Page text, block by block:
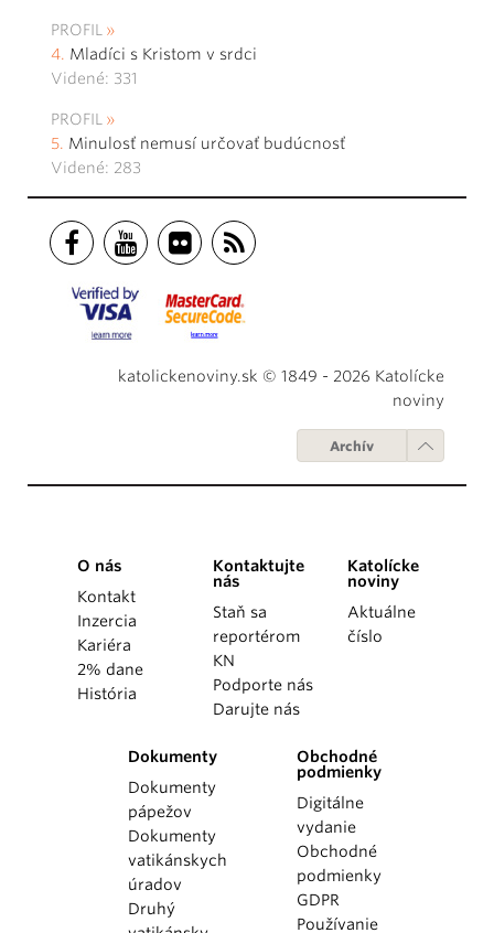
PROFIL
Mladíci s Kristom v srdci
Videné: 331
PROFIL
Minulosť nemusí určovať budúcnosť
Videné: 283
katolickenoviny.sk © 1849 - 2026 Katolícke
noviny
Archív
O nás
Kontakt
Inzercia
Kariéra
2% dane
História
Kontaktujte
nás
Staň sa
reportérom
KN
Podporte nás
Darujte nás
Katolícke
noviny
Aktuálne
číslo
Dokumenty
Dokumenty
pápežov
Dokumenty
vatikánskych
úradov
Druhý
Obchodné
podmienky
Digitálne
vydanie
Obchodné
podmienky
GDPR
Používanie